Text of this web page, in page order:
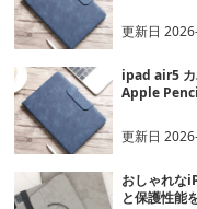
更新日
ipad air5 カ
Apple
更新日
おしゃれな
と保護性能